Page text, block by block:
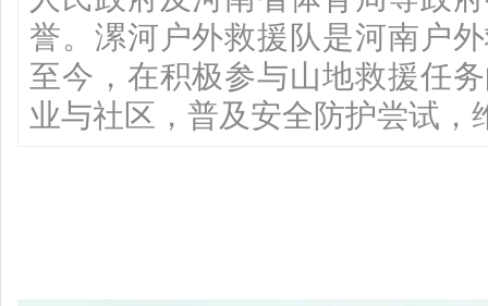
誉。漯河户外救援队是河南户
至今，在积极参与山地救援任
业与社区，普及安全防护尝试